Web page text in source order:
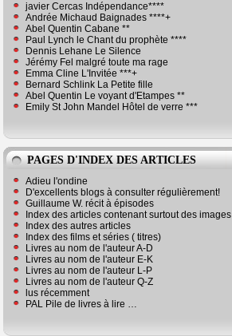
javier Cercas Indépendance****
Andrée Michaud Baignades ****+
Abel Quentin Cabane **
Paul Lynch le Chant du prophète ****
Dennis Lehane Le Silence
Jérémy Fel malgré toute ma rage
Emma Cline L'Invitée ***+
Bernard Schlink La Petite fille
Abel Quentin Le voyant d'Etampes **
Emily St John Mandel Hôtel de verre ***
PAGES D'INDEX DES ARTICLES
Adieu l'ondine
D'excellents blogs à consulter régulièrement!
Guillaume W. récit à épisodes
Index des articles contenant surtout des images
Index des autres articles
Index des films et séries ( titres)
Livres au nom de l'auteur A-D
Livres au nom de l'auteur E-K
Livres au nom de l'auteur L-P
Livres au nom de l'auteur Q-Z
lus récemment
PAL Pile de livres à lire …